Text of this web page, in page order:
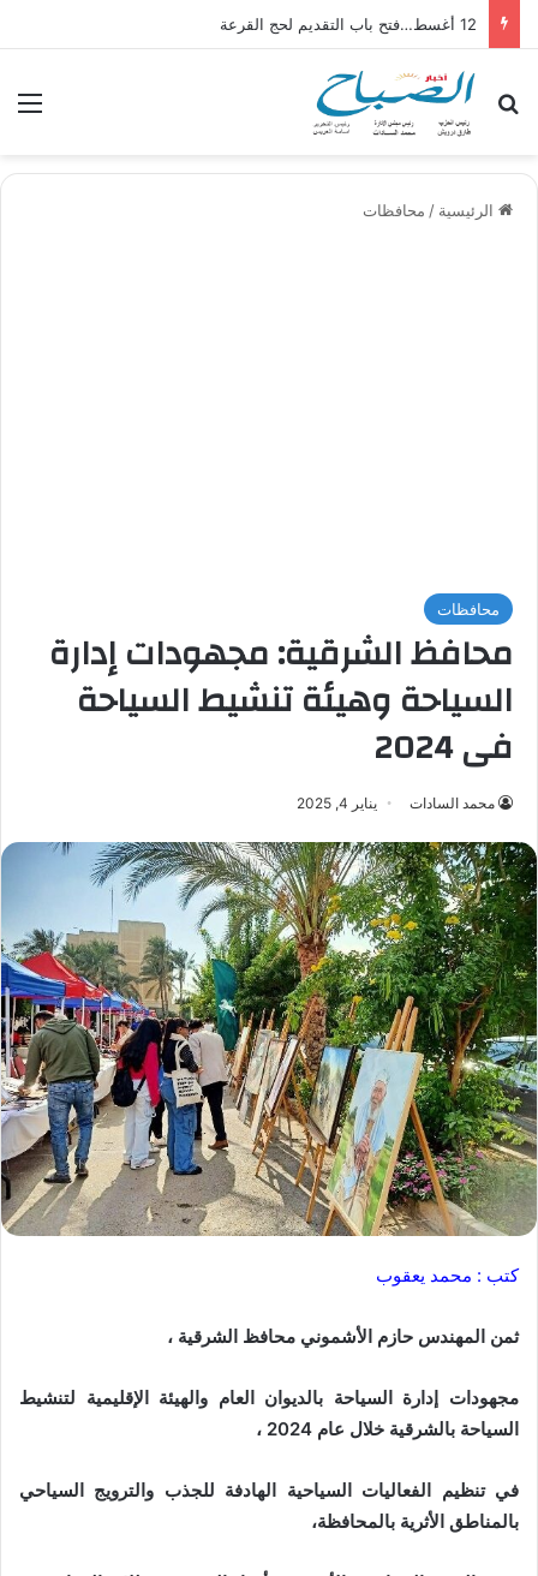
12 أغسط…فتح باب التقديم لحج القرعة
بحث عن
الرئيسية / محافظات
محافظات
محافظ الشرقية: مجهودات إدارة
السياحة وهيئة تنشيط السياحة
فى 2024
محمد السادات يناير 4, 2025
كتب : محمد يعقوب
ثمن المهندس حازم الأشموني محافظ الشرقية ،
مجهودات إدارة السياحة بالديوان العام والهيئة الإقليمية لتنشيط
السياحة بالشرقية خلال عام 2024 ،
في تنظيم الفعاليات السياحية الهادفة للجذب والترويج السياحي
بالمناطق الأثرية بالمحافظة،